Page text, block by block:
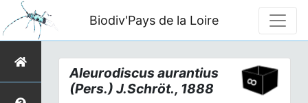
Biodiv'Pays de la Loire
Aleurodiscus aurantius
(Pers.) J.Schröt., 1888